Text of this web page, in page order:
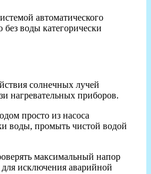
автоматического
воды категорически
солнечных лучей
нагревательных приборов.
просто из насоса
воды, промыть чистой водой
максимальный напор
для исключения аварийной